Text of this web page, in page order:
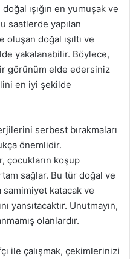
ışığın en yumuşak ve
saatlerde yapılan
doğal ışıltı ve
yakalanabilir. Böylece,
görünüm elde edersiniz
en iyi şekilde
serbest bırakmaları
önemlidir.
çocukların koşup
sağlar. Bu tür doğal ve
samimiyet katacak ve
yansıtacaktır. Unutmayın,
olanlardır.
ile çalışmak, çekimlerinizi